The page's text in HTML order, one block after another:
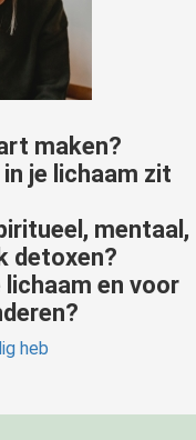
maken?
je lichaam zit
mentaal,
detoxen?
lichaam en voor
heb